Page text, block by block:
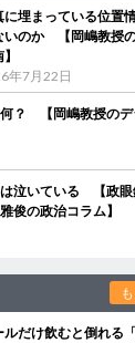
に埋まっている位置
いのか 【岡嶋教授
年7月22日
？ 【岡嶋教授のデ
泣いている 【政眼
俊の政治コラム】
ルだけ飲むと倒れる